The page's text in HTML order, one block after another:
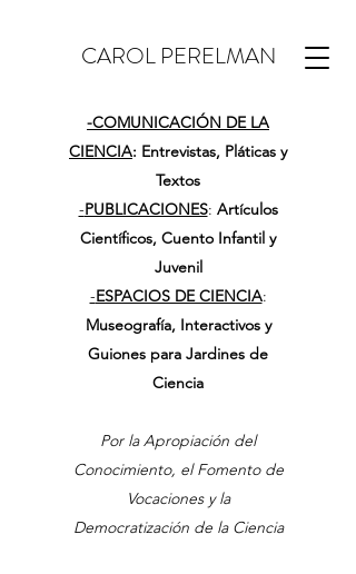
CAROL PERELMAN
-COMUNICACIÓN DE LA
CIENCIA: Entrevistas, Pláticas y
Textos
-PUBLICACIONES: Artículos
Científicos, Cuento Infantil y
Juvenil
-ESPACIOS DE CIENCIA:
Museografía, Interactivos y
Guiones para Jardines de
Ciencia
Por la Apropiación del
Conocimiento, el Fomento de
Vocaciones y la
Democratización de la Ciencia